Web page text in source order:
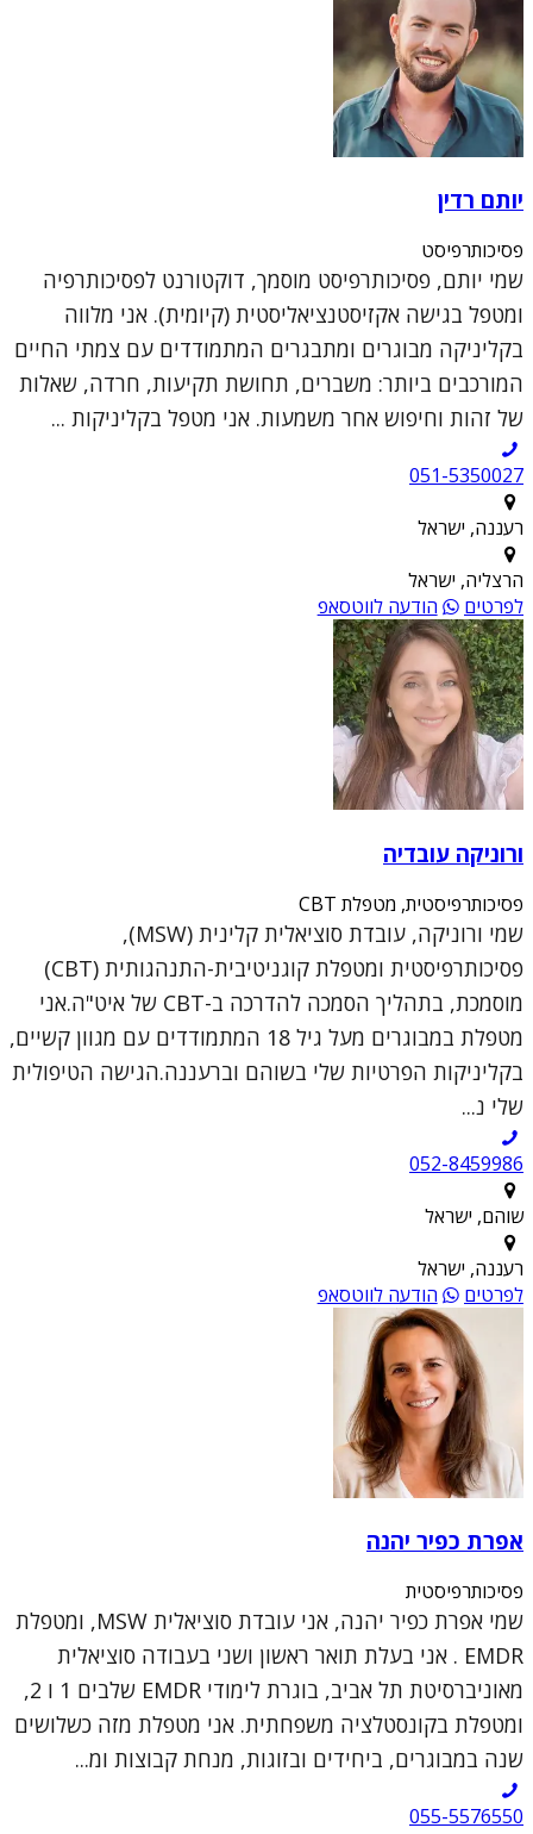
יותם רדין
פסיכותרפיסט
שמי יותם, פסיכותרפיסט מוסמך, דוקטורנט לפסיכותרפיה
ומטפל בגישה אקזיסטנציאליסטית (קיומית). אני מלווה
בקליניקה מבוגרים ומתבגרים המתמודדים עם צמתי החיים
המורכבים ביותר: משברים, תחושת תקיעות, חרדה, שאלות
של זהות וחיפוש אחר משמעות. אני מטפל בקליניקות ...
051-5350027
רעננה, ישראל
הרצליה, ישראל
לפרטים
הודעה לווטסאפ
ורוניקה עובדיה
פסיכותרפיסטית, מטפלת CBT
שמי ורוניקה, עובדת סוציאלית קלינית (MSW),
פסיכותרפיסטית ומטפלת קוגניטיבית-התנהגותית (CBT)
מוסמכת, בתהליך הסמכה להדרכה ב-CBT של איט"ה.אני
מטפלת במבוגרים מעל גיל 18 המתמודדים עם מגוון קשיים,
בקליניקות הפרטיות שלי בשוהם וברעננה.הגישה הטיפולית
שלי נ...
052-8459986
שוהם, ישראל
רעננה, ישראל
לפרטים
הודעה לווטסאפ
אפרת כפיר יהנה
פסיכותרפיסטית
שמי אפרת כפיר יהנה, אני עובדת סוציאלית MSW, ומטפלת
EMDR . אני בעלת תואר ראשון ושני בעבודה סוציאלית
מאוניברסיטת תל אביב, בוגרת לימודי EMDR שלבים 1 ו 2,
ומטפלת בקונסטלציה משפחתית. אני מטפלת מזה כשלושים
שנה במבוגרים, ביחידים ובזוגות, מנחת קבוצות ומ...
055-5576550